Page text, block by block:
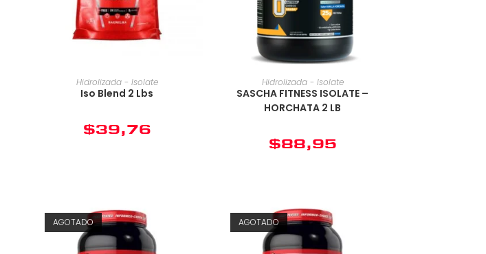
Hidrolizada - Isolate
Iso Blend 2 Lbs
$39,76
Hidrolizada - Isolate
SASCHA FITNESS ISOLATE –
HORCHATA 2 LB
$88,95
AGOTADO AGOTADO